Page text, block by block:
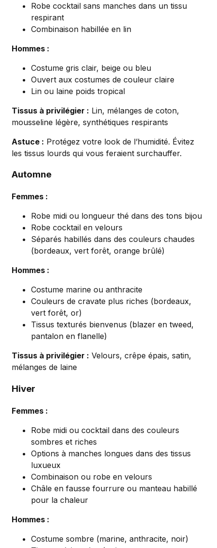
Robe cocktail sans manches dans un tissu
respirant
Combinaison habillée en lin
Hommes :
Costume gris clair, beige ou bleu
Ouvert aux costumes de couleur claire
Lin ou laine poids tropical
Tissus à privilégier : Lin, mélanges de coton,
mousseline légère, synthétiques respirants
Astuce : Protégez votre look de l’humidité. Évitez
les tissus lourds qui vous feraient surchauffer.
Automne
Femmes :
Robe midi ou longueur thé dans des tons bijou
Robe cocktail en velours
Séparés habillés dans des couleurs chaudes
(bordeaux, vert forêt, orange brûlé)
Hommes :
Costume marine ou anthracite
Couleurs de cravate plus riches (bordeaux,
vert forêt, or)
Tissus texturés bienvenus (blazer en tweed,
pantalon en flanelle)
Tissus à privilégier : Velours, crêpe épais, satin,
mélanges de laine
Hiver
Femmes :
Robe midi ou cocktail dans des couleurs
sombres et riches
Options à manches longues dans des tissus
luxueux
Combinaison ou robe en velours
Châle en fausse fourrure ou manteau habillé
pour la chaleur
Hommes :
Costume sombre (marine, anthracite, noir)